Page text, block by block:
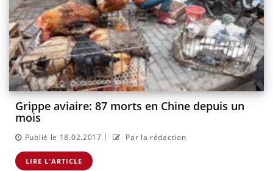
Grippe aviaire: 87 morts en Chine depuis un
mois
Publié le 18.02.2017 | Par la rédaction
LIRE L'ARTICLE